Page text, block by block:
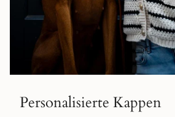
Personalisierte Kappen